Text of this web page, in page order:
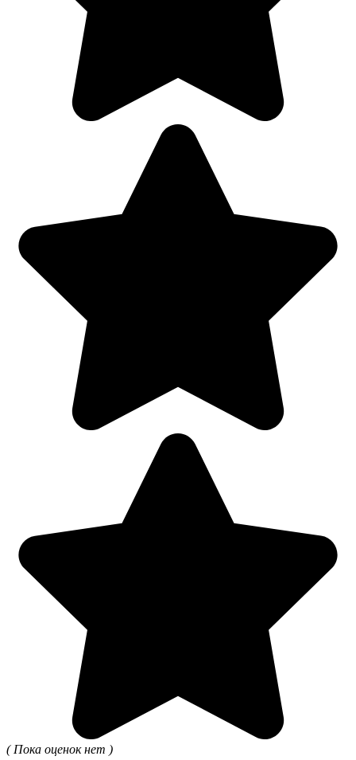
( Пока оценок нет )